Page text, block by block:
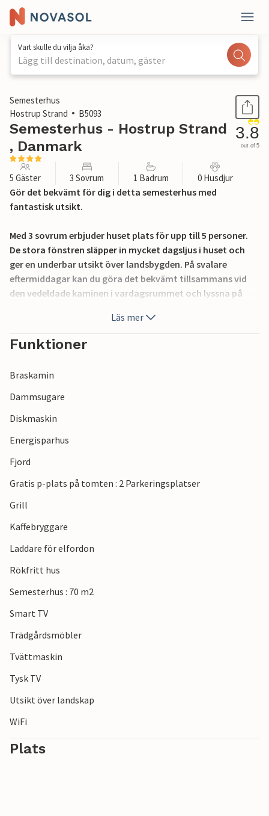
Vart skulle du vilja åka?
Lägg till destination, datum, gäster
1 / 28
Semesterhus
Hostrup Strand
B5093
Semesterhus - Hostrup Strand
, Danmark
3.8
out of 5
5 Gäster 3 Sovrum 1 Badrum 0 Husdjur
Gör det bekvämt för dig i detta semesterhus med
fantastisk utsikt.
Med 3 sovrum erbjuder huset plats för upp till 5 personer.
De stora fönstren släpper in mycket dagsljus i huset och
ger en underbar utsikt över landsbygden. På svalare
eftermiddagar kan du göra det bekvämt tillsammans vid
den vedeldade kaminen i vardagsrummet och lyssna på
Slappna av på den öppna terrassen och njut av friluftslivet
med specialiteter från grillen.
En badplats ligger bara några steg bort. Inte långt härifrån
hittar du bra cykel- och vandringsleder.
Njut av en härlig semester nära fjorden i detta
semesterhus.
Läs mer
Funktioner
Braskamin
Dammsugare
Diskmaskin
Energisparhus
Fjord
Gratis p-plats på tomten : 2 Parkeringsplatser
Grill
Kaffebryggare
Laddare för elfordon
Rökfritt hus
Semesterhus : 70 m2
Smart TV
Trädgårdsmöbler
Tvättmaskin
Tysk TV
Utsikt över landskap
WiFi
Plats